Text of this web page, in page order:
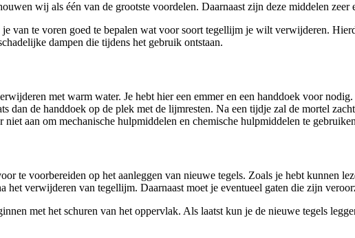
wij als één van de grootste voordelen. Daarnaast zijn deze middelen
van te voren goed te bepalen wat voor soort tegellijm je wilt verwijderen.
dampen die tijdens het gebruik ontstaan.
met warm water. Je hebt hier een emmer en een handdoek voor
dan de handdoek op de plek met de lijmresten. Na een tijdje zal de mortel
aan om mechanische hulpmiddelen en chemische hulpmiddelen te
te voorbereiden op het aanleggen van nieuwe tegels. Zoals je hebt kunnen
verwijderen van tegellijm. Daarnaast moet je eventueel gaten die zijn
met het schuren van het oppervlak. Als laatst kun je de nieuwe tegels